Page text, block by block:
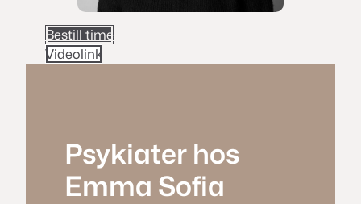
Bestill time
Videolink
Psykiater hos
Emma Sofia